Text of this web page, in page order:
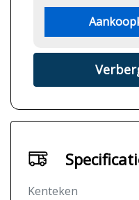
Kenteken